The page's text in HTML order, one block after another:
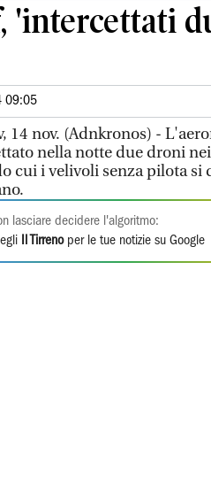
'intercettati
09:05
14 nov. (Adnkronos) -
nella notte due droni
cui i velivoli senza pilota
lasciare decidere l'algoritmo:
Il Tirrenoper le tue notizie su Google